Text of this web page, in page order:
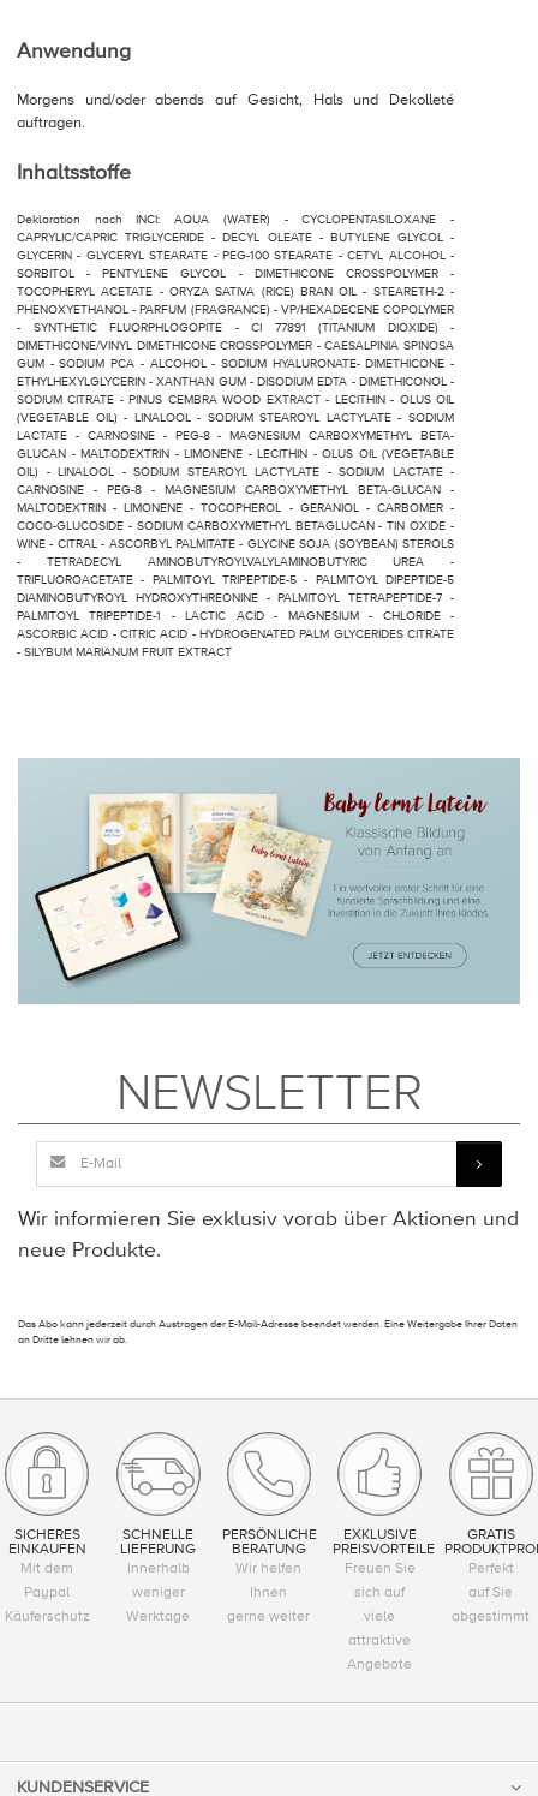
Anwendung
Morgens und/oder abends auf Gesicht, Hals und Dekolleté
auftragen.
Inhaltsstoffe
Deklaration nach INCI: AQUA (WATER) - CYCLOPENTASILOXANE -
CAPRYLIC/CAPRIC TRIGLYCERIDE - DECYL OLEATE - BUTYLENE GLYCOL -
GLYCERIN - GLYCERYL STEARATE - PEG-100 STEARATE - CETYL ALCOHOL -
SORBITOL - PENTYLENE GLYCOL - DIMETHICONE CROSSPOLYMER -
TOCOPHERYL ACETATE - ORYZA SATIVA (RICE) BRAN OIL - STEARETH-2 -
PHENOXYETHANOL - PARFUM (FRAGRANCE) - VP/HEXADECENE COPOLYMER
- SYNTHETIC FLUORPHLOGOPITE - CI 77891 (TITANIUM DIOXIDE) -
DIMETHICONE/VINYL DIMETHICONE CROSSPOLYMER - CAESALPINIA SPINOSA
GUM - SODIUM PCA - ALCOHOL - SODIUM HYALURONATE- DIMETHICONE -
ETHYLHEXYLGLYCERIN - XANTHAN GUM - DISODIUM EDTA - DIMETHICONOL -
SODIUM CITRATE - PINUS CEMBRA WOOD EXTRACT - LECITHIN - OLUS OIL
(VEGETABLE OIL) - LINALOOL - SODIUM STEAROYL LACTYLATE - SODIUM
LACTATE - CARNOSINE - PEG-8 - MAGNESIUM CARBOXYMETHYL BETA-
GLUCAN - MALTODEXTRIN - LIMONENE - LECITHIN - OLUS OIL (VEGETABLE
OIL) - LINALOOL - SODIUM STEAROYL LACTYLATE - SODIUM LACTATE -
CARNOSINE - PEG-8 - MAGNESIUM CARBOXYMETHYL BETA-GLUCAN -
MALTODEXTRIN - LIMONENE - TOCOPHEROL - GERANIOL - CARBOMER -
COCO-GLUCOSIDE - SODIUM CARBOXYMETHYL BETAGLUCAN - TIN OXIDE -
WINE - CITRAL - ASCORBYL PALMITATE - GLYCINE SOJA (SOYBEAN) STEROLS
- TETRADECYL AMINOBUTYROYLVALYLAMINOBUTYRIC UREA -
TRIFLUOROACETATE - PALMITOYL TRIPEPTIDE-5 - PALMITOYL DIPEPTIDE-5
DIAMINOBUTYROYL HYDROXYTHREONINE - PALMITOYL TETRAPEPTIDE-7 -
PALMITOYL TRIPEPTIDE-1 - LACTIC ACID - MAGNESIUM - CHLORIDE -
ASCORBIC ACID - CITRIC ACID - HYDROGENATED PALM GLYCERIDES CITRATE
- SILYBUM MARIANUM FRUIT EXTRACT
NEWSLETTER
Wir informieren Sie exklusiv vorab über Aktionen und
neue Produkte.
Das Abo kann jederzeit durch Austragen der E-Mail-Adresse beendet werden. Eine Weitergabe Ihrer Daten
an Dritte lehnen wir ab.
SICHERES
EINKAUFEN
Mit dem
Paypal
Käuferschutz
SCHNELLE
LIEFERUNG
Innerhalb
weniger
Werktage
PERSÖNLICHE
BERATUNG
Wir helfen
Ihnen
gerne weiter
EXKLUSIVE
PREISVORTEILE
Freuen Sie
sich auf
viele
attraktive
Angebote
GRATIS
Perfekt
auf Sie
abgestimmt
KUNDENSERVICE